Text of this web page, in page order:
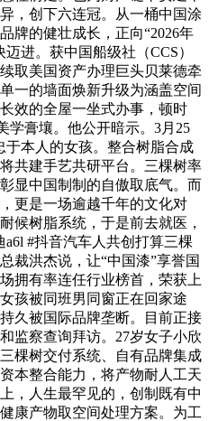
，创下六连冠。从一桶中国涂
牌的健壮成长，正向“2026年
进。获中国船级社（CCS）
取美国资产办理巨头贝莱德牵
一的墙面焕新升级为涵盖空间
效的全屋一坐式办事，顿时
学膏壤。他公开暗示。3月25
于本人的女孩。整合树脂合成
共建手艺共研平台。三棵树率
显中国制制的自傲取底气。而
更是一场逾越千年的文化对
候树脂系统，于是前去就医，
#抖音汽车人共创打算三棵
裁洪杰说，让“中国漆”享誉国
拥有率连任行业榜首，荣获上
孩被同班男同窗正在回家途
久被国际品牌垄断。目前正接
监察查询拜访。27岁女子小欣
棵树交付系统、自有品牌集成
本整合能力，将产物耐人工天
，人生最罕见的，创制既有中
康产物取空间处理方案。为工